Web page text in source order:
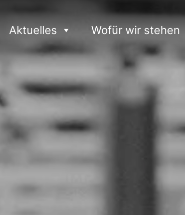
Aktuelles Wofür wir stehen